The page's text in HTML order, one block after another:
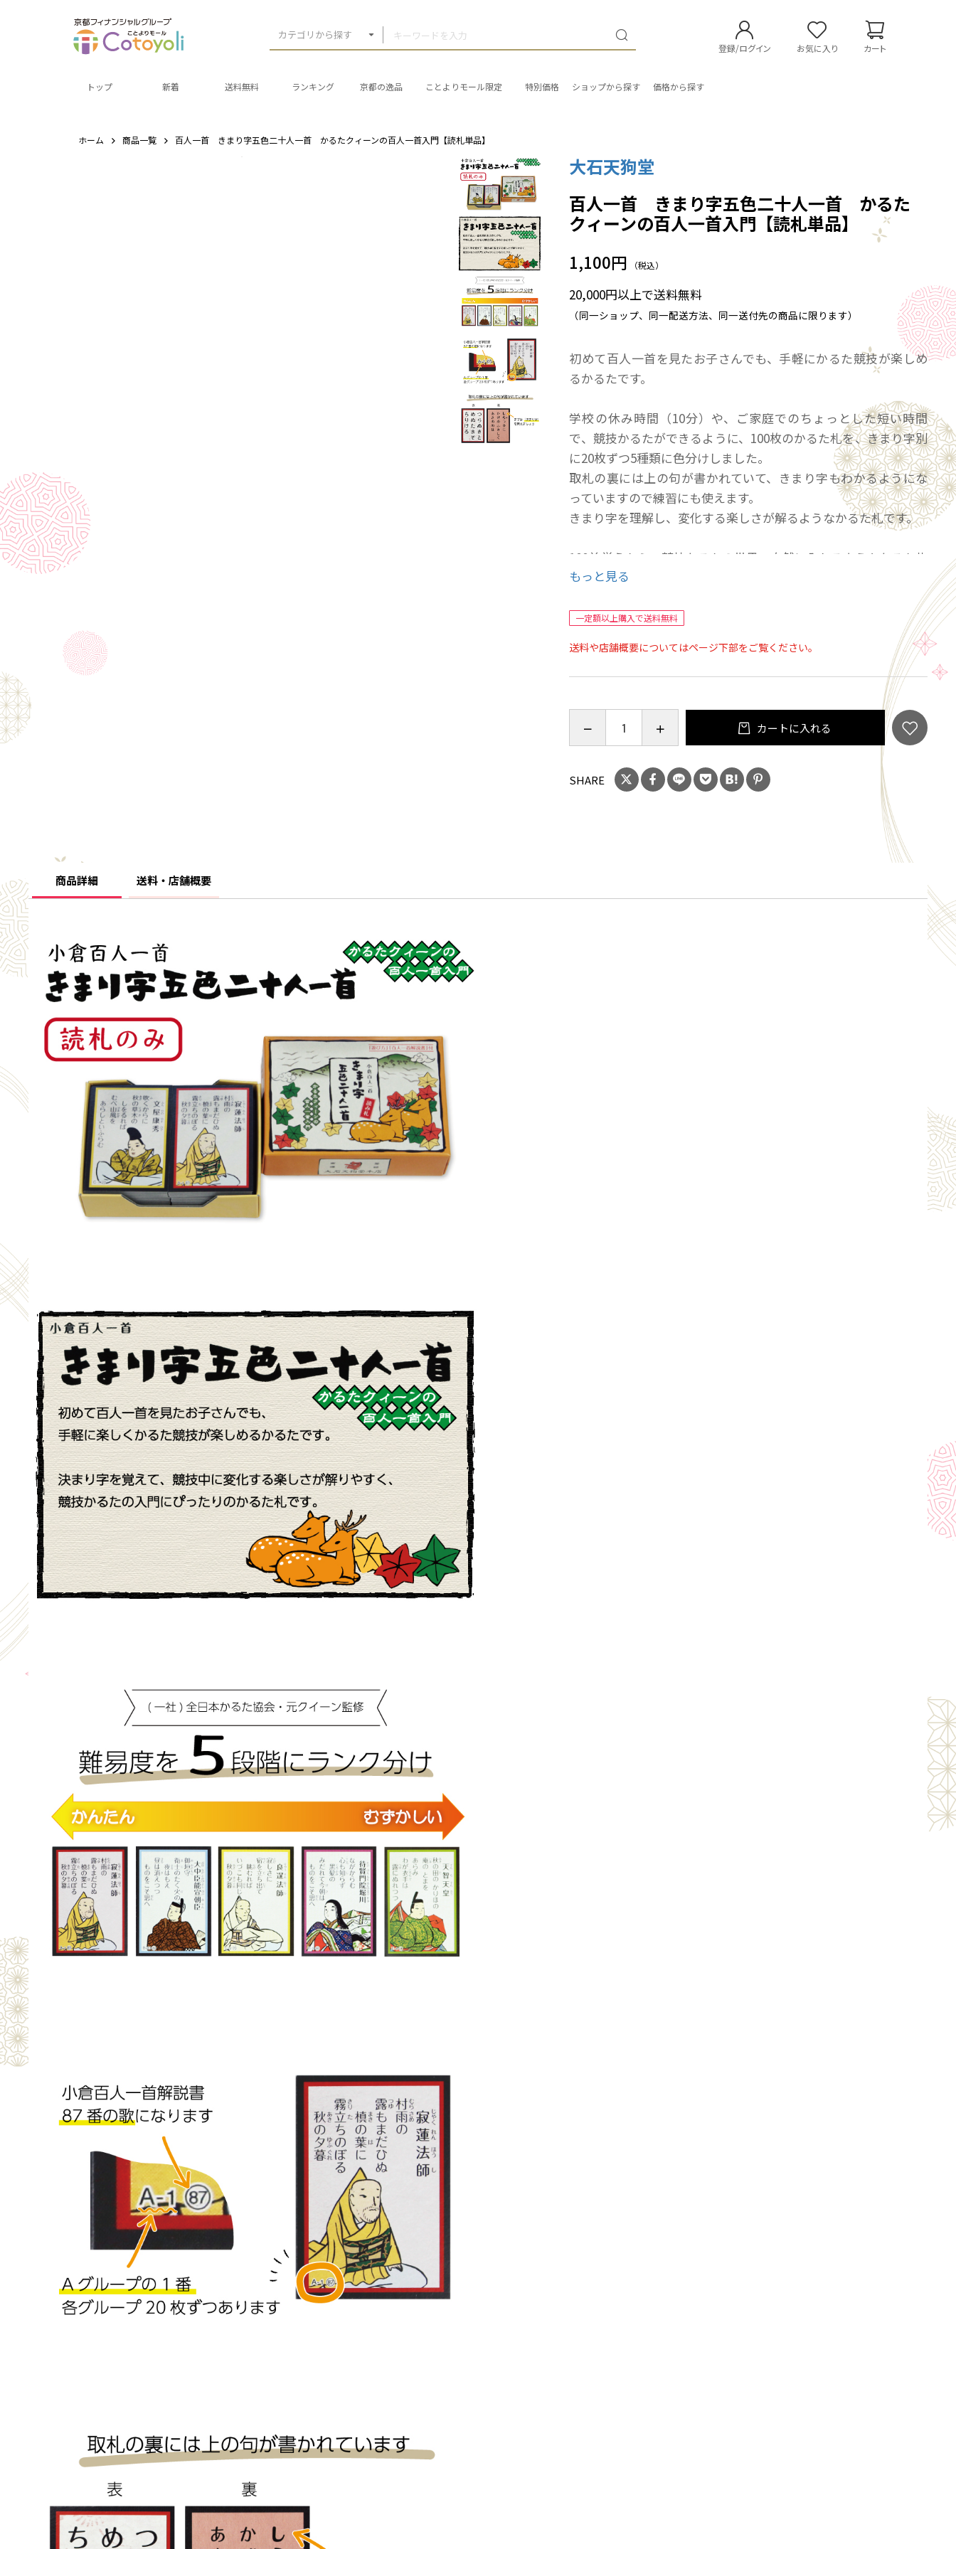
カテゴリから探す
登録/ログイン お気に入り カート
トップ 新着 送料無料 ランキング 京都の逸品 ことよりモール限定 特別価格 ショップから探す 価格から探す
ホーム 商品一覧 百人一首 きまり字五色二十人一首 かるたクィーンの百人一首入門【読札単品】
大石天狗堂
百人一首 きまり字五色二十人一首 かるた
クィーンの百人一首入門【読札単品】
1,100円 （税込）
20,000円以上で送料無料
（同一ショップ、同一配送方法、同一送付先の商品に限ります）
初めて百人一首を見たお子さんでも、手軽にかるた競技が楽しめ
るかるたです。
学校の休み時間（10分）や、ご家庭でのちょっとした短い時間
で、競技かるたができるように、100枚のかるた札を、きまり字別
に20枚ずつ5種類に色分けしました。
取札の裏には上の句が書かれていて、きまり字もわかるようにな
っていますので練習にも使えます。
きまり字を理解し、変化する楽しさが解るようなかるた札です。
100首覚えたら、競技かるたの世界へ自然に入れるようなかるた札
です。
百人一首は「読札」と「取札」があり、1人が読札を読上げている
間に、プレイヤーが畳に並べた取札をとります。
百人一首は「5・7・5・7・7」で構成されていて、読札には全文が
載っています。取札は後半の「7・7」だけがひらがなで表示され
ています。
もっと見る
一定額以上購入で送料無料
送料や店舗概要についてはページ下部をご覧ください。
カートに入れる
SHARE
商品詳細 送料・店舗概要